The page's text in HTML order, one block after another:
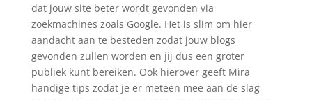
dat jouw site beter wordt gevonden via
zoekmachines zoals Google. Het is slim om hier
aandacht aan te besteden zodat jouw blogs
gevonden zullen worden en jij dus een groter
publiek kunt bereiken. Ook hierover geeft Mira
handige tips zodat je er meteen mee aan de slag